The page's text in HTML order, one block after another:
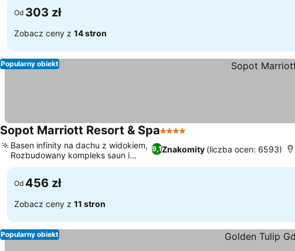
Od 303 zł
Zobacz ceny z 14 stron
Popularny obiekt
Sopot Marriott Resort & Spa4 Kategoria
9,1Znakomity (liczba ocen: 6593)
Basen infinity na dachu z widokiem,
Rozbudowany kompleks saun i
jacuzzi
Od 456 zł
Zobacz ceny z 11 stron
Popularny obiekt